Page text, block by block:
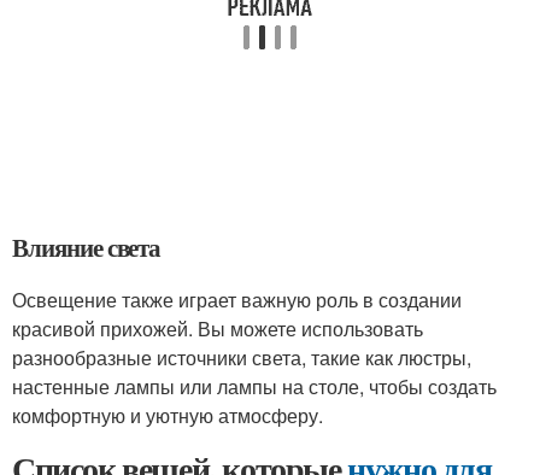
Влияние света
Освещение также играет важную роль в создании
красивой прихожей. Вы можете использовать
разнообразные источники света, такие как люстры,
настенные лампы или лампы на столе, чтобы создать
комфортную и уютную атмосферу.